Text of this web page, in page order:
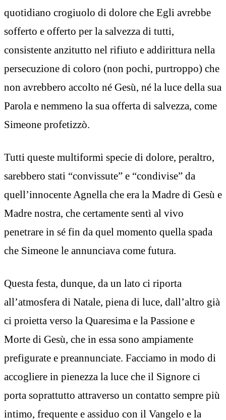
quotidiano crogiuolo di dolore che Egli avrebbe
sofferto e offerto per la salvezza di tutti,
consistente anzitutto nel rifiuto e addirittura nella
persecuzione di coloro (non pochi, purtroppo) che
non avrebbero accolto né Gesù, né la luce della sua
Parola e nemmeno la sua offerta di salvezza, come
Simeone profetizzò.
Tutti queste multiformi specie di dolore, peraltro,
sarebbero stati “convissute” e “condivise” da
quell’innocente Agnella che era la Madre di Gesù e
Madre nostra, che certamente sentì al vivo
penetrare in sé fin da quel momento quella spada
che Simeone le annunciava come futura.
Questa festa, dunque, da un lato ci riporta
all’atmosfera di Natale, piena di luce, dall’altro già
ci proietta verso la Quaresima e la Passione e
Morte di Gesù, che in essa sono ampiamente
prefigurate e preannunciate. Facciamo in modo di
accogliere in pienezza la luce che il Signore ci
porta soprattutto attraverso un contatto sempre più
intimo, frequente e assiduo con il Vangelo e la